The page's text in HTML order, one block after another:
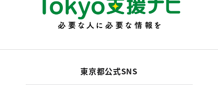
東京都公式SNS